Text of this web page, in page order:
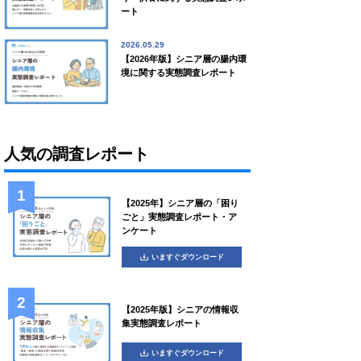
ート
【2026年版】シニア層の腸内環
境に関する実態調査レポート
2026.05.29
人気の調査レポート
【2025年】シニア層の「困り
ごと」実態調査レポート・ア
ンケート
いますぐダウンロード
【2025年版】シニアの情報収
集実態調査レポート
いますぐダウンロード